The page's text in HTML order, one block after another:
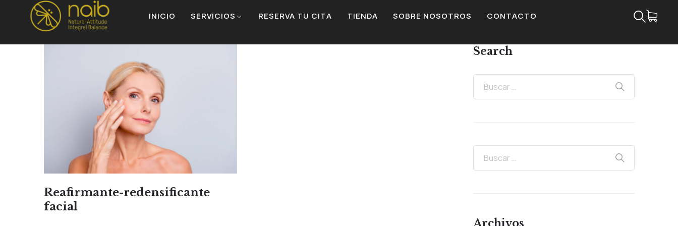
INICIO SERVICIOS RESERVA TU CITA TIENDA SOBRE NOSOTROS CONTACTO
Reafirmante-redensificante
facial
Search